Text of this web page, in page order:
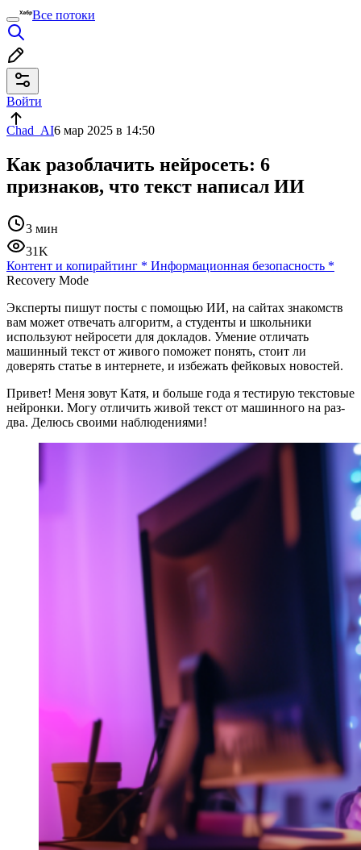
Все потоки
Войти
Chad_AI6 мар 2025 в 14:50
Как разоблачить нейросеть: 6
признаков, что текст написал ИИ
3 мин
31K
Контент и копирайтинг * Информационная безопасность *
Recovery Mode
Эксперты пишут посты с помощью ИИ, на сайтах знакомств
вам может отвечать алгоритм, а студенты и школьники
используют нейросети для докладов. Умение отличать
машинный текст от живого поможет понять, стоит ли
доверять статье в интернете, и избежать фейковых новостей.
Привет! Меня зовут Катя, и больше года я тестирую текстовые
нейронки. Могу отличить живой текст от машинного на раз-
два. Делюсь своими наблюдениями!